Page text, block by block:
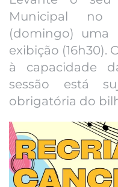
Municipal no
(domingo) uma
exibição (16h30).
à capacidade
sessão está
obrigatória do